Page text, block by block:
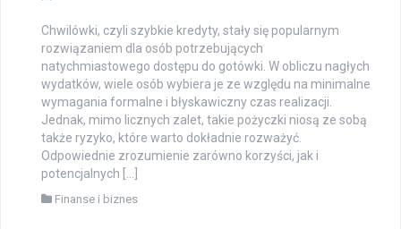
Chwilówki, czyli szybkie kredyty, stały się popularnym
rozwiązaniem dla osób potrzebujących
natychmiastowego dostępu do gotówki. W obliczu nagłych
wydatków, wiele osób wybiera je ze względu na minimalne
wymagania formalne i błyskawiczny czas realizacji.
Jednak, mimo licznych zalet, takie pożyczki niosą ze sobą
także ryzyko, które warto dokładnie rozważyć.
Odpowiednie zrozumienie zarówno korzyści, jak i
potencjalnych […]
Finanse i biznes